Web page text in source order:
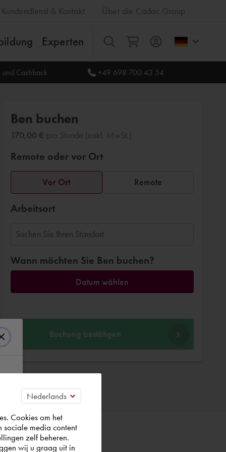
Kundendienst & Kontakt Über die Cadac Group
Experten Alles
und Cashback +49 698 700 43 54
Ben buchen
170,00 € pro Stunde (exkl. MwSt.)
Remote oder vor Ort
Vor Ort Remote
Arbeitsort
Wann möchten Sie Ben buchen?
Datum wählen
Buchung bestätigen
Cookies om het
sociale media content
zelf beheren.
wij u graag uit in